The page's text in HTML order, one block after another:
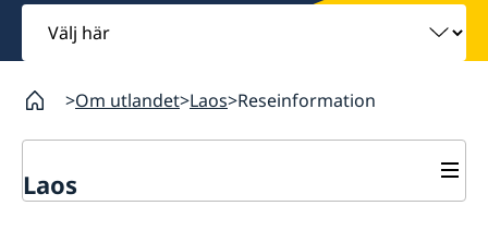
Välj
här
Om utlandet Laos Reseinformation
Laos